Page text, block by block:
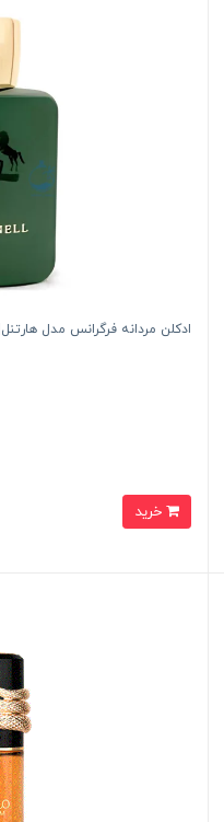
ادكلن مردانه فرگرانس مدل هارتنل| marly Hartnell
خرید